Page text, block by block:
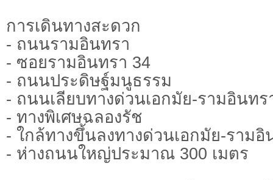
การเดินทางสะดวก
- ถนนรามอินทรา
- ซอยรามอินทรา 34
- ถนนประดิษฐ์มนูธรรม
- ถนนเลียบทางด่วนเอกมัย-รามอินทร
- ทางพิเศษฉลองรัช
- ใกล้ทางขึ้นลงทางด่วนเอกมัย-รามอิ
- ห่างถนนใหญ่ประมาณ 300 เมตร